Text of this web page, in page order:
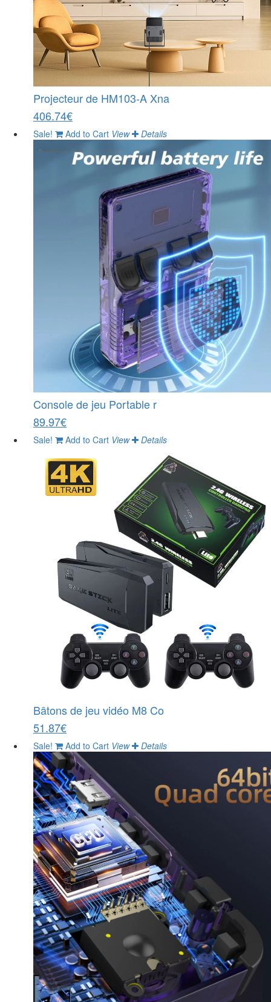
Projecteur de HM103-A Xna
406.74€
Sale! Add to Cart View Details
Console de jeu Portable r
89.97€
Sale! Add to Cart View Details
Bâtons de jeu vidéo M8 Co
51.87€
Sale! Add to Cart View Details